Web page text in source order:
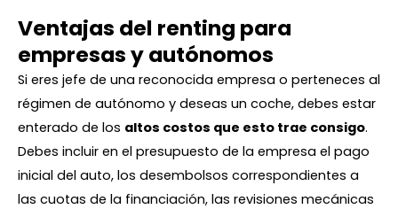
Ventajas del renting para
empresas y autónomos
Si eres jefe de una reconocida empresa o perteneces al
régimen de autónomo y deseas un coche, debes estar
enterado de los altos costos que esto trae consigo.
Debes incluir en el presupuesto de la empresa el pago
inicial del auto, los desembolsos correspondientes a
las cuotas de la financiación, las revisiones mecánicas